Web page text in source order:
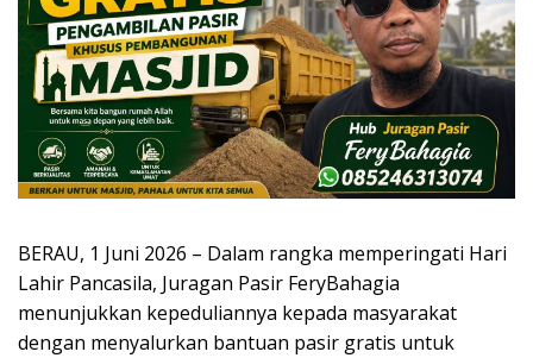
BERAU, 1 Juni 2026 – Dalam rangka memperingati Hari
Lahir Pancasila, Juragan Pasir FeryBahagia
menunjukkan kepeduliannya kepada masyarakat
dengan menyalurkan bantuan pasir gratis untuk